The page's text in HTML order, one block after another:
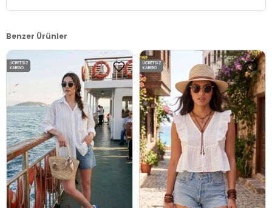
Benzer Ürünler
ÜCRETSIZ
KARGO
ÜCRETSIZ
KARGO